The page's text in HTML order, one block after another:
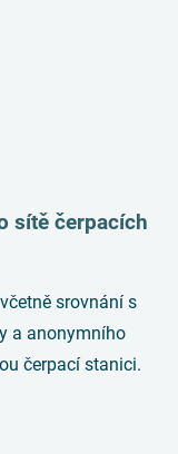
sítě čerpacích
srovnání s
a anonymního
čerpací stanici.